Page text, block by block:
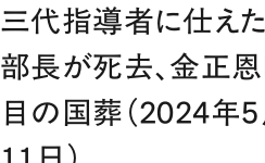
三代指導者に仕え
部長が死去、金正
目の国葬（2024年